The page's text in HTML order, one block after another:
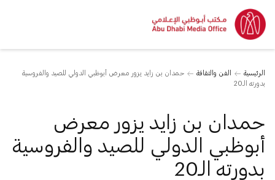
الرئيسية الفن والثقافة
حمدان بن زايد يزور معرض أبوظبي الدولي للصيد والفروسية
بدورته الـ20
حمدان بن زايد يزور معرض
أبوظبي الدولي للصيد والفروسية
بدورته الـ20